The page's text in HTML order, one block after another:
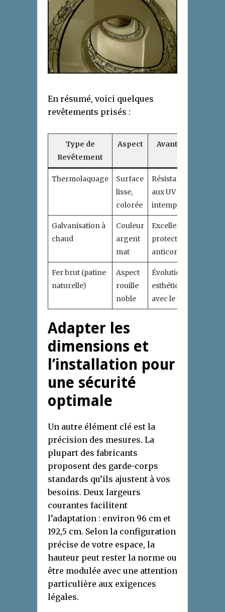
En résumé, voici quelques
revêtements prisés :
Type de
Revêtement
Aspect Avantages
Thermolaquage
Surface
lisse,
colorée
Résistance
aux UV et
intempéries
Galvanisation à
chaud
Couleur
argent
mat
Excellente
protection
anticorrosion
Fer brut (patine
naturelle)
Aspect
rouille
noble
Évolution
esthétique
avec le temps
Adapter les
dimensions et
l’installation pour
une sécurité
optimale
Un autre élément clé est la
précision des mesures. La
plupart des fabricants
proposent des garde-corps
standards qu’ils ajustent à vos
besoins. Deux largeurs
courantes facilitent
l’adaptation : environ 96 cm et
192,5 cm. Selon la configuration
précise de votre espace, la
hauteur peut rester la norme ou
être modulée avec une attention
particulière aux exigences
légales.